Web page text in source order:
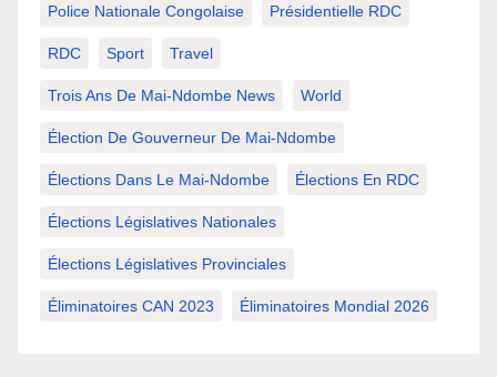
Police Nationale Congolaise Présidentielle RDC
RDC Sport Travel
Trois Ans De Mai-Ndombe News World
Élection De Gouverneur De Mai-Ndombe
Élections Dans Le Mai-Ndombe Élections En RDC
Élections Législatives Nationales
Élections Législatives Provinciales
Éliminatoires CAN 2023 Éliminatoires Mondial 2026